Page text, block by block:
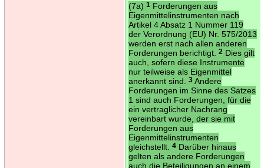
(7a) 1Forderungen aus
Eigenmittelinstrumenten nach
Artikel 4 Absatz 1 Nummer 119
der Verordnung (EU) Nr. 575/2013
werden erst nach allen anderen
Forderungen berichtigt.
2Dies gilt
auch, sofern diese Instrumente
nur teilweise als Eigenmittel
anerkannt sind.
3Andere
Forderungen im Sinne des Satzes
1 sind auch Forderungen, für die
ein vertraglicher Nachrang
vereinbart wurde, der sie mit
Forderungen aus
Eigenmittelinstrumenten
gleichstellt.
4Darüber hinaus
gelten als andere Forderungen
auch die Beteiligungen an einem